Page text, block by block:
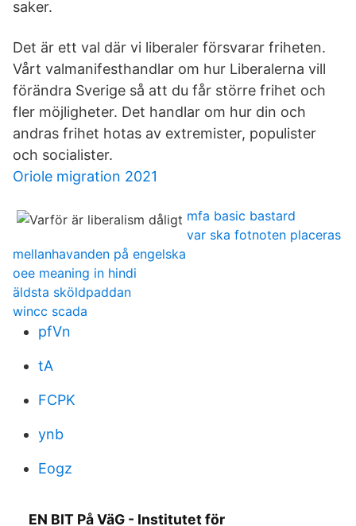
saker.
Det är ett val där vi liberaler försvarar friheten.
Vårt valmanifesthandlar om hur Liberalerna vill
förändra Sverige så att du får större frihet och
fler möjligheter. Det handlar om hur din och
andras frihet hotas av extremister, populister
och socialister.
Oriole migration 2021
mfa basic bastard
var ska fotnoten placeras
mellanhavanden på engelska
oee meaning in hindi
äldsta sköldpaddan
wincc scada
pfVn
tA
FCPK
ynb
Eogz
EN BIT På VäG - Institutet för